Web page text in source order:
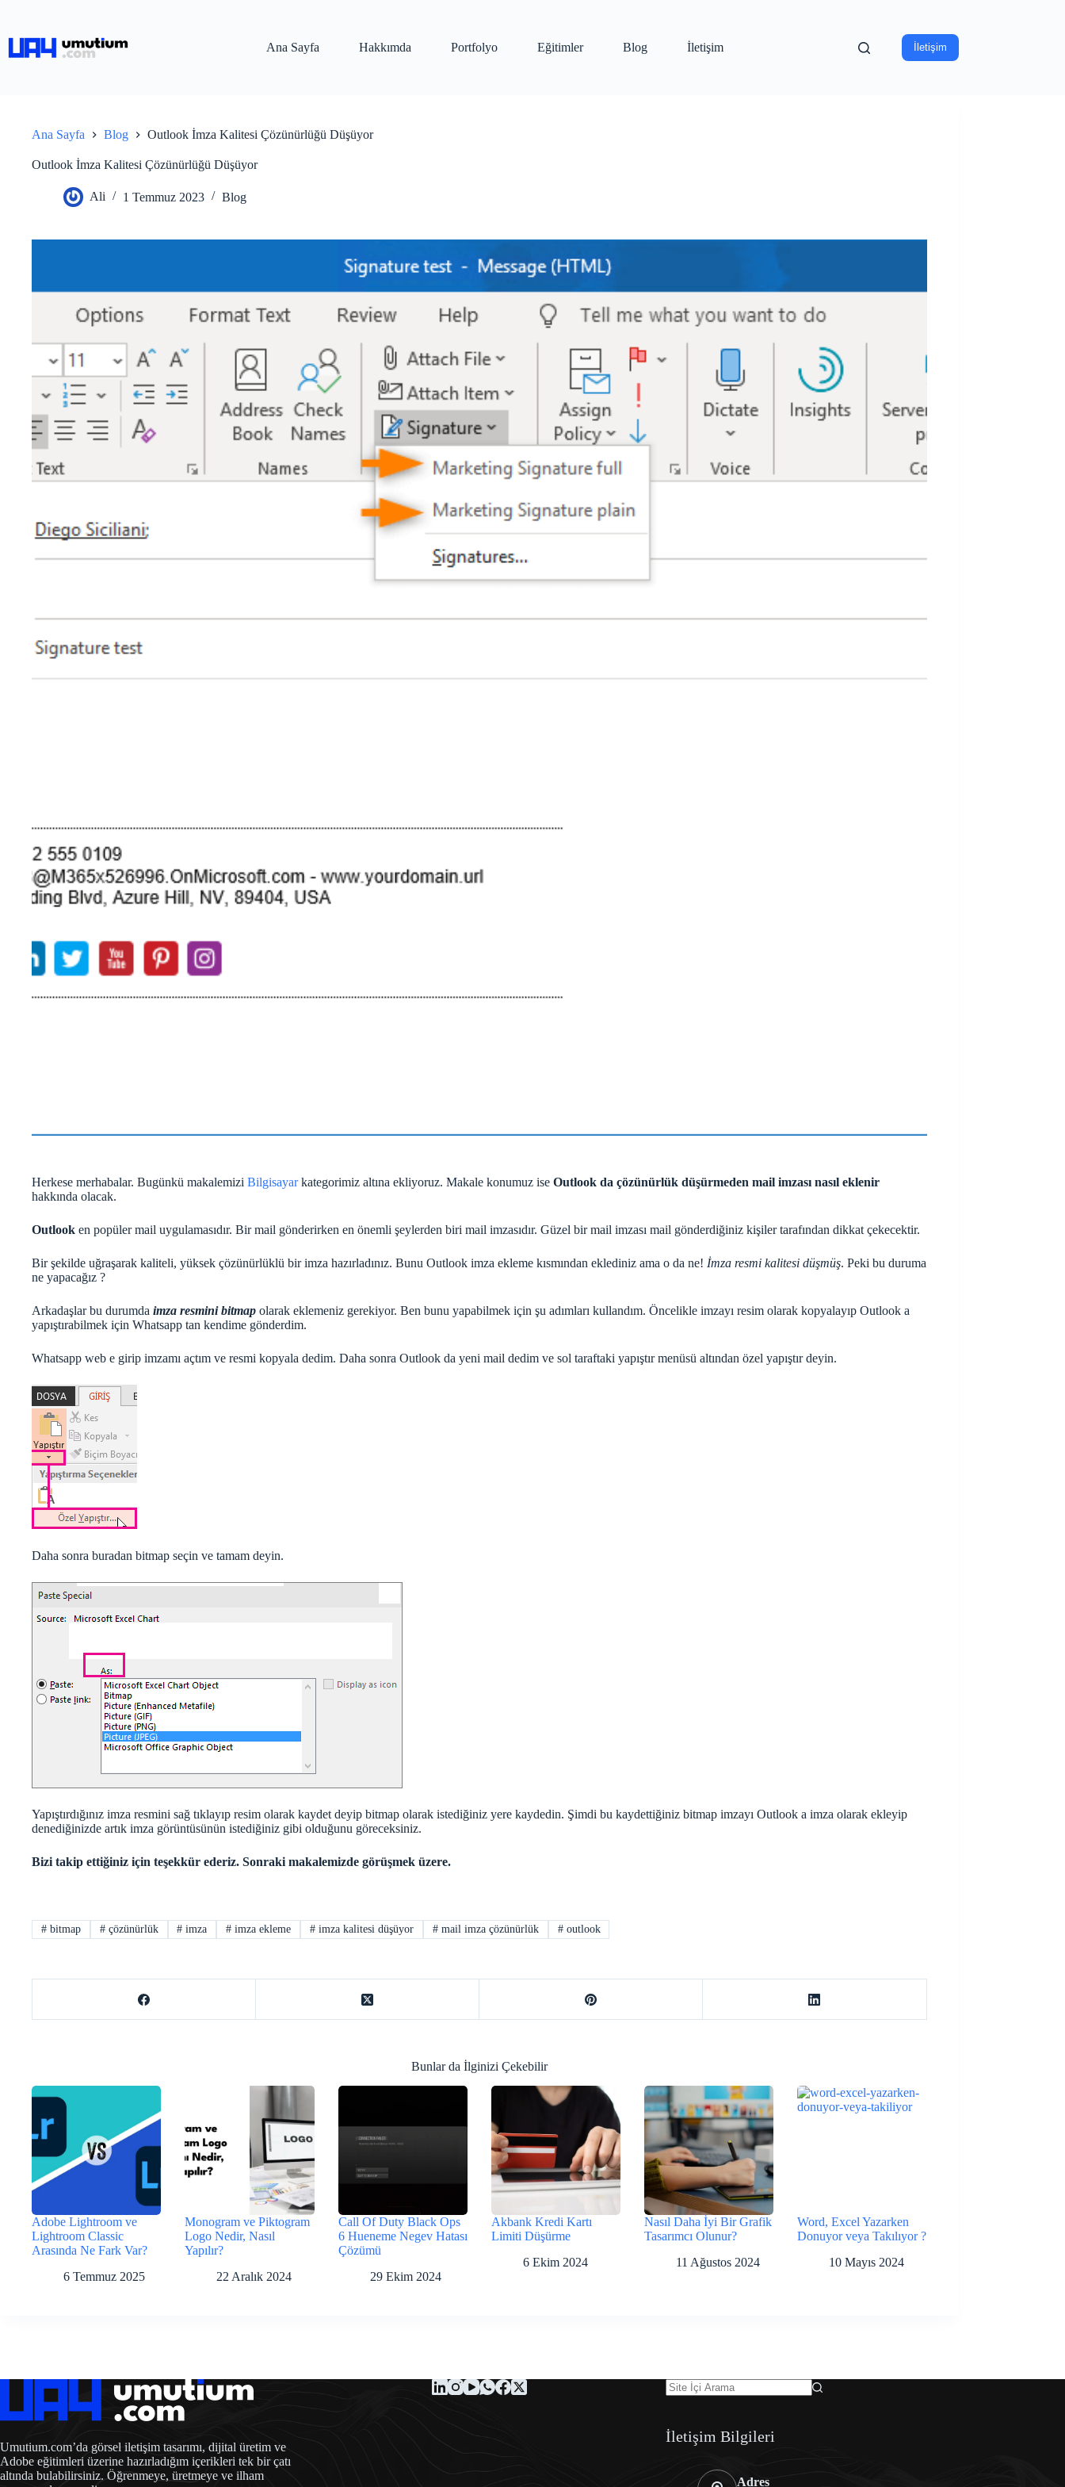
Ana Sayfa Hakkımda Portfolyo Eğitimler Blog İletişim İletişim
Ana Sayfa Blog Outlook İmza Kalitesi Çözünürlüğü Düşüyor
Outlook İmza Kalitesi Çözünürlüğü Düşüyor
Ali 1 Temmuz 2023 Blog
Herkese merhabalar. Bugünkü makalemizi Bilgisayarkategorimiz altına ekliyoruz. Makale konumuz ise Outlook da çözünürlük düşürmeden mail imzası nasıl eklenir
hakkında olacak.
Outlook en popüler mail uygulamasıdır. Bir mail gönderirken en önemli şeylerden biri mail imzasıdır. Güzel bir mail imzası mail gönderdiğiniz kişiler tarafından dikkat çekecektir.
Bir şekilde uğraşarak kaliteli, yüksek çözünürlüklü bir imza hazırladınız. Bunu Outlook imza ekleme kısmından eklediniz ama o da ne! İmza resmi kalitesi düşmüş. Peki bu duruma
ne yapacağız ?
Arkadaşlar bu durumda imza resmini bitmap olarak eklemeniz gerekiyor. Ben bunu yapabilmek için şu adımları kullandım. Öncelikle imzayı resim olarak kopyalayıp Outlook a
yapıştırabilmek için Whatsapp tan kendime gönderdim.
Whatsapp web e girip imzamı açtım ve resmi kopyala dedim. Daha sonra Outlook da yeni mail dedim ve sol taraftaki yapıştır menüsü altından özel yapıştır deyin.
Daha sonra buradan bitmap seçin ve tamam deyin.
Yapıştırdığınız imza resmini sağ tıklayıp resim olarak kaydet deyip bitmap olarak istediğiniz yere kaydedin. Şimdi bu kaydettiğiniz bitmap imzayı Outlook a imza olarak ekleyip
denediğinizde artık imza görüntüsünün istediğiniz gibi olduğunu göreceksiniz.
Bizi takip ettiğiniz için teşekkür ederiz. Sonraki makalemizde görüşmek üzere.
#bitmap #çözünürlük # imza # imza ekleme # imza kalitesi düşüyor #mail imza çözünürlük #outlook
Bunlar da İlginizi Çekebilir
Adobe Lightroom ve
Lightroom Classic
Arasında Ne Fark Var?
6 Temmuz 2025
Monogram ve Piktogram
Logo Nedir, Nasıl
Yapılır?
22 Aralık 2024
Call Of Duty Black Ops
6 Hueneme Negev Hatası
Çözümü
29 Ekim 2024
Akbank Kredi Kartı
Limiti Düşürme
6 Ekim 2024
Nasıl Daha İyi Bir Grafik
Tasarımcı Olunur?
11 Ağustos 2024
Word, Excel Yazarken
Donuyor veya Takılıyor ?
10 Mayıs 2024
Umutium.com’da görsel iletişim tasarımı, dijital üretim ve
Adobe eğitimleri üzerine hazırladığım içerikleri tek bir çatı
altında bulabilirsiniz. Öğrenmeye, üretmeye ve ilham
İletişim Bilgileri
Adres